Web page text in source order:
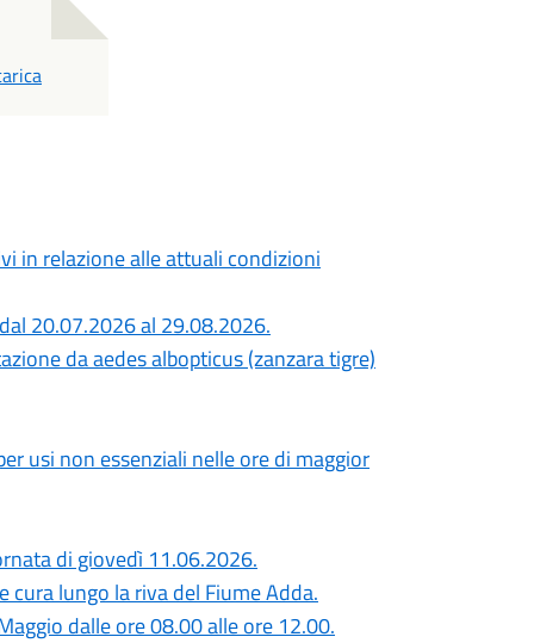
in relazione alle attuali condizioni
20.07.2026 al 29.08.2026.
da aedes albopticus (zanzara tigre)
usi non essenziali nelle ore di maggior
di giovedì 11.06.2026.
cura lungo la riva del Fiume Adda.
dalle ore 08.00 alle ore 12.00.